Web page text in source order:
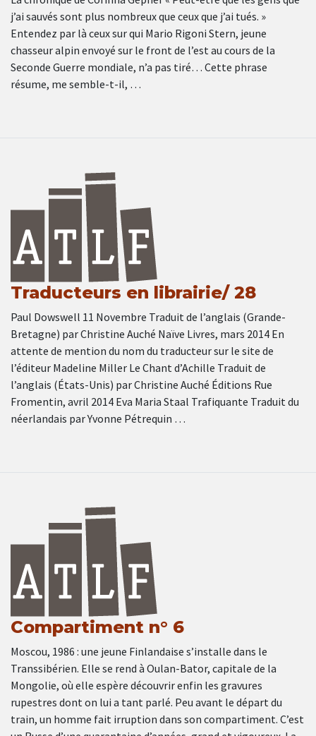
j’ai sauvés sont plus nombreux que ceux que j’ai tués. »
Entendez par là ceux sur qui Mario Rigoni Stern, jeune
chasseur alpin envoyé sur le front de l’est au cours de la
Seconde Guerre mondiale, n’a pas tiré… Cette phrase
résume, me semble-t-il, …
Traducteurs en librairie/ 28
Paul Dowswell 11 Novembre Traduit de l’anglais (Grande-
Bretagne) par Christine Auché Naïve Livres, mars 2014 En
attente de mention du nom du traducteur sur le site de
l’éditeur Madeline Miller Le Chant d’Achille Traduit de
l’anglais (États-Unis) par Christine Auché Éditions Rue
Fromentin, avril 2014 Eva Maria Staal Trafiquante Traduit du
néerlandais par Yvonne Pétrequin …
Compartiment n° 6
Moscou, 1986 : une jeune Finlandaise s’installe dans le
Transsibérien. Elle se rend à Oulan-Bator, capitale de la
Mongolie, où elle espère découvrir enfin les gravures
rupestres dont on lui a tant parlé. Peu avant le départ du
train, un homme fait irruption dans son compartiment. C’est